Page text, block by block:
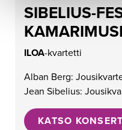
SIBELIUS-
ILOA-kvartetti
Alban Berg:
Jean Sibelius:
KATSO